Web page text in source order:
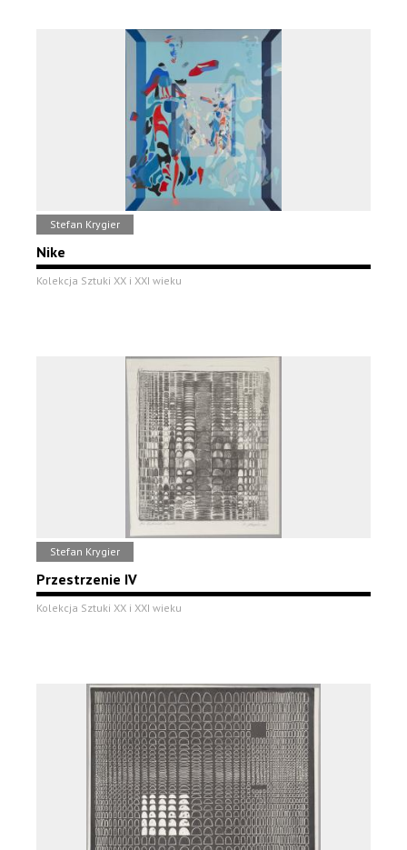
Stefan Krygier
Nike
Kolekcja Sztuki XX i XXI wieku
Stefan Krygier
Przestrzenie IV
Kolekcja Sztuki XX i XXI wieku